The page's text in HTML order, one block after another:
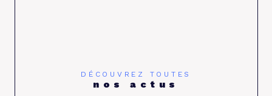
DÉCOUVREZ TOUTES
nos actus